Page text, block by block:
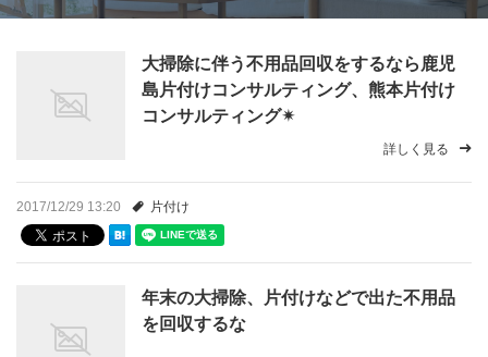
ご依頼の流れ
料金案内
大掃除に伴う不用品回収をするなら鹿児
島片付けコンサルティング、熊本片付け
コンサルティング✴︎
詳しく見る
2017/12/29 13:20 片付け
年末の大掃除、片付けなどで出た不用品
を回収するな